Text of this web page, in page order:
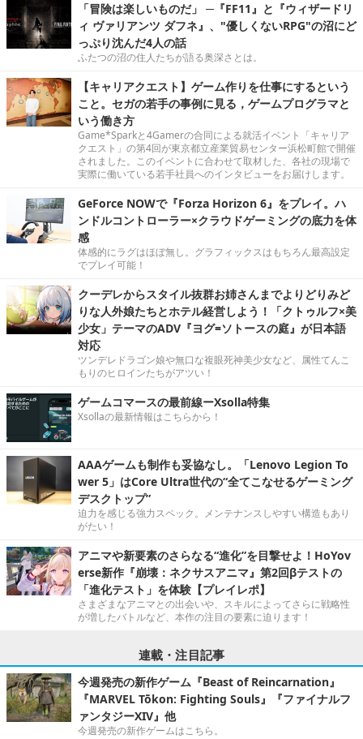
「冒険は楽しいものだ」 ─『FF11』と『ウィザードリ
ィ ヴァリアンツ ダフネ』、"優しくないRPG"の沼にど
っぷり沈んだ4人の話
ふたつの沼の住人たちが語る奥深さとは。
【キャリアクエスト】ゲーム作りを仕事にするという
こと。セガの若手の事例に見る，ゲームプログラマと
いう働き方
Game*Sparkと4Gamerの合同による就活イベント「キャリア
クエスト」の第4回が東京都立産業貿易センター浜松町館で開催
されました。このイベントに合わせて取材した、各社の現場で
実際に働いている若手社員へのインタビューをお届けします。
GeForce NOWで『Forza Horizon 6』をプレイ。ハ
ンドルコントローラー×クラウドゲーミングの底力を体
感
体感的にラグはほぼ無し。グラフィックスはもちろん最高設定
でプレイ可能！
クーデレからスタイル抜群お姉さんまでよりどりみど
りな人外娘たちとホテル経営しよう！「クトゥルフ×美
少女」テーマのADV『ヨグ=ソトースの庭』が日本語
対応
ツンデレドラゴン娘や無口な複眼死神美少女など、属性てんこ
もりのヒロインたちがアツい！
ゲームコマースの最前線ーXsolla特集
Xsollaの最新情報はこちらから！
AAAゲームも制作も妥協なし。「Lenovo Legion To
wer 5」はCore Ultra世代の“全てこなせるゲーミング
デスクトップ”
迫力を感じる強力スペック。メンテナンスしやすい構造もあり
がたい！
アニマや新要素のさらなる“進化”を目撃せよ！HoYov
erse新作『崩壊：ネクサスアニマ』第2回βテストの
「進化テスト」を体験【プレイレポ】
さまざまなアニマとの出会いや、スキルによってさらに戦略性
が増したバトルなど、本作の注目の要素に迫ります！
連載・注目記事
今週発売の新作ゲーム『Beast of Reincarnation』
『MARVEL Tōkon: Fighting Souls』『ファイナルフ
ァンタジーXIV』他
今週発売の新作ゲームはこちら。